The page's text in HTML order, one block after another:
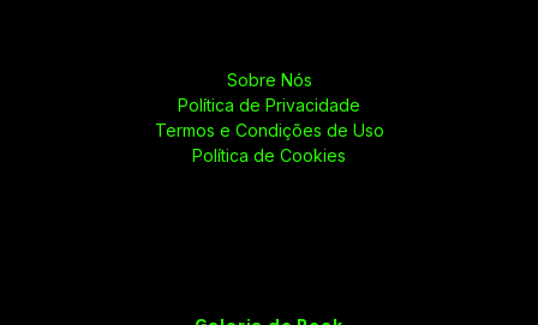
Sobre Nós
Política de Privacidade
Termos e Condições de Uso
Política de Cookies